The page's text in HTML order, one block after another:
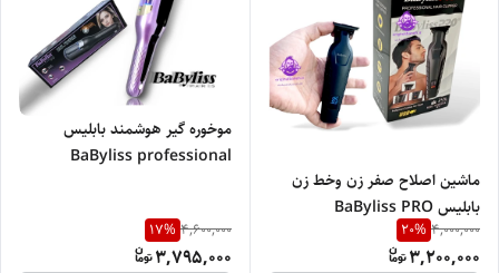
ماشین اصلاح صفر زن وخط زن
بابلیس BaByliss PRO
4,000,000
20%
3,200,000
موخوره گیر هوشمند بابلیس
BaByliss professional
4,600,000
17%
3,795,000